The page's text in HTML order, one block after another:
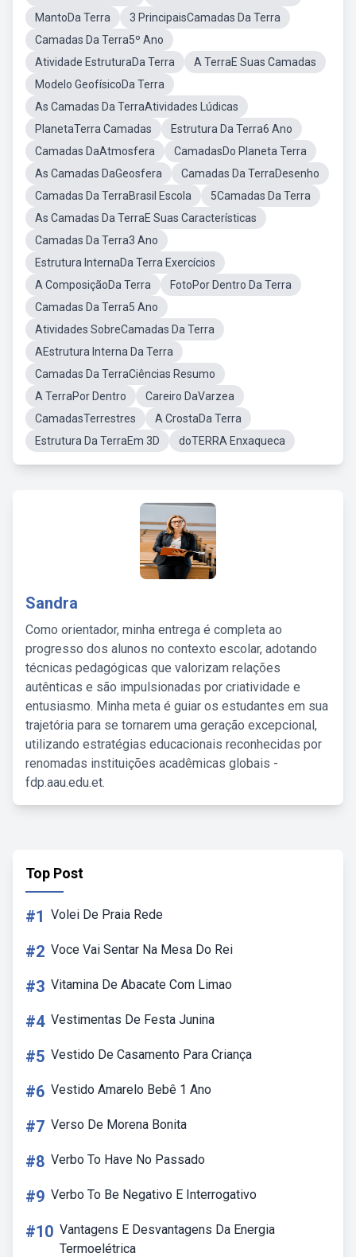
MantoDa Terra
3 PrincipaisCamadas Da Terra
Camadas Da Terra5º Ano
Atividade EstruturaDa Terra
A TerraE Suas Camadas
Modelo GeofísicoDa Terra
As Camadas Da TerraAtividades Lúdicas
PlanetaTerra Camadas
Estrutura Da Terra6 Ano
Camadas DaAtmosfera
CamadasDo Planeta Terra
As Camadas DaGeosfera
Camadas Da TerraDesenho
Camadas Da TerraBrasil Escola
5Camadas Da Terra
As Camadas Da TerraE Suas Características
Camadas Da Terra3 Ano
Estrutura InternaDa Terra Exercícios
A ComposiçãoDa Terra
FotoPor Dentro Da Terra
Camadas Da Terra5 Ano
Atividades SobreCamadas Da Terra
AEstrutura Interna Da Terra
Camadas Da TerraCiências Resumo
A TerraPor Dentro
Careiro DaVarzea
CamadasTerrestres
A CrostaDa Terra
Estrutura Da TerraEm 3D
doTERRA Enxaqueca
Sandra
Como orientador, minha entrega é completa ao
progresso dos alunos no contexto escolar, adotando
técnicas pedagógicas que valorizam relações
autênticas e são impulsionadas por criatividade e
entusiasmo. Minha meta é guiar os estudantes em sua
trajetória para se tornarem uma geração excepcional,
utilizando estratégias educacionais reconhecidas por
renomadas instituições acadêmicas globais -
fdp.aau.edu.et.
Top Post
#1 Volei De Praia Rede
#2 Voce Vai Sentar Na Mesa Do Rei
#3 Vitamina De Abacate Com Limao
#4 Vestimentas De Festa Junina
#5 Vestido De Casamento Para Criança
#6 Vestido Amarelo Bebê 1 Ano
#7 Verso De Morena Bonita
#8 Verbo To Have No Passado
#9 Verbo To Be Negativo E Interrogativo
#10 Vantagens E Desvantagens Da Energia
Termoelétrica